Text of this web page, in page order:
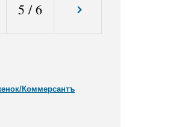
5 /6
Коммерсантъ